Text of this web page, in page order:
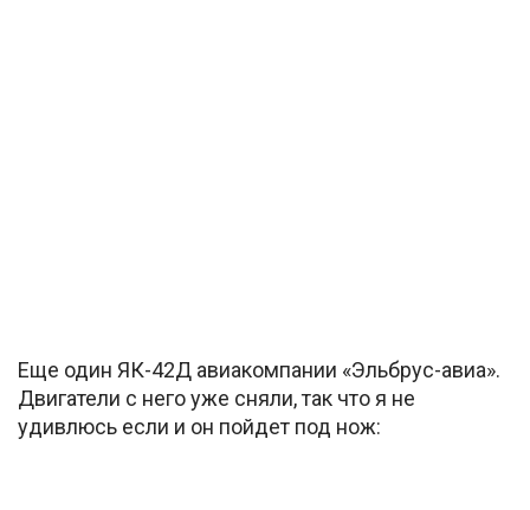
Еще один ЯК-42Д авиакомпании «Эльбрус-авиа».
Двигатели с него уже сняли, так что я не
удивлюсь если и он пойдет под нож: